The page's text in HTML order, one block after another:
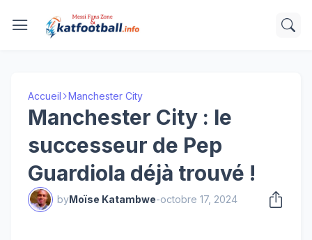
Accueil Manchester City
Manchester City : le
successeur de Pep
Guardiola déjà trouvé !
byMoïse Katambwe-octobre 17, 2024